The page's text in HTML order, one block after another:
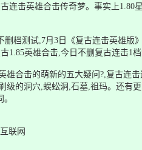
连击英雄合击传奇梦。事实上
删档测试,7月3日《复古连击英雄版
1.85英雄合击,今日不删复古连击
雄合击的萌新的五大疑问?,复古连
级的洞穴,蜈蚣洞,石墓,祖玛。还有
联网